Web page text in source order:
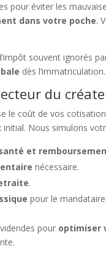
pour éviter les
dans votre poche.
souvent ignorés
dès l’immatriculation.
du
le coût de vos
Nous simulons
et
nécessaire.
.
pour le mandataire.
pour optimiser